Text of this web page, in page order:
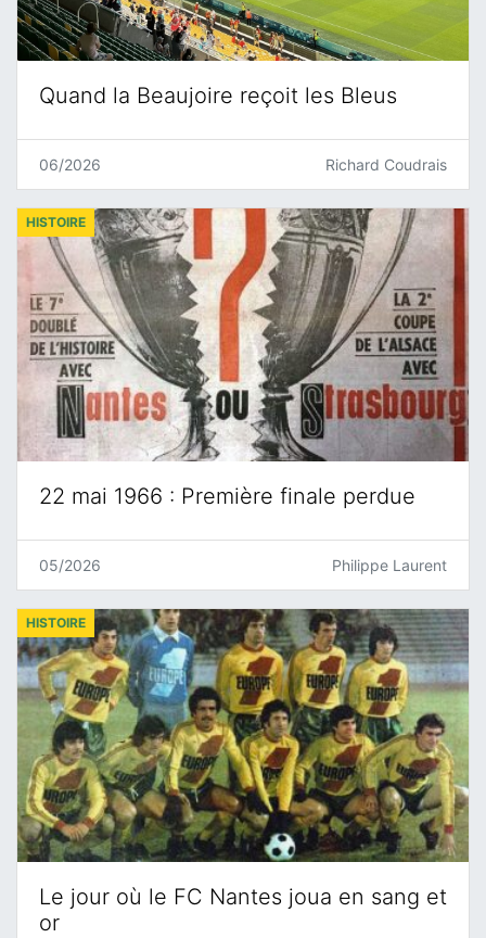
Quand la Beaujoire reçoit les Bleus
06/2026 Richard Coudrais
22 mai 1966 : Première finale perdue
HISTOIRE
05/2026 Philippe Laurent
Le jour où le FC Nantes joua en sang et
or
HISTOIRE